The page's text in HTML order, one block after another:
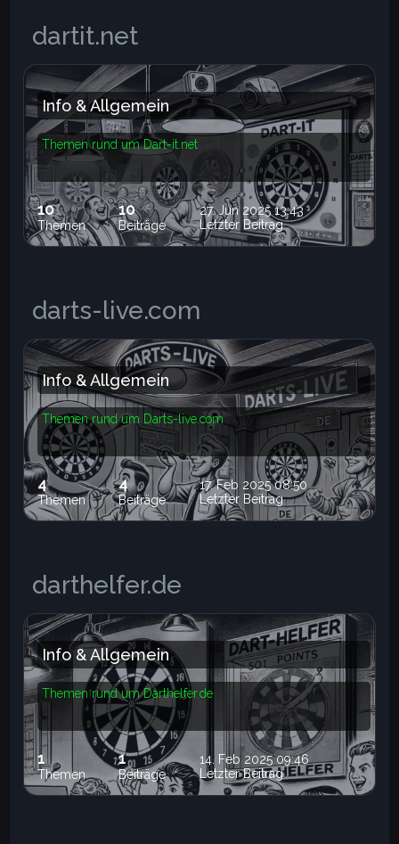
dartit.net
Info & Allgemein
Themen rund um Dart-it.net
10
Themen
10
Beiträge
27. Jun 2025 13:43
Letzter Beitrag
darts-live.com
Info & Allgemein
Themen rund um Darts-live.com
4
Themen
4
Beiträge
17. Feb 2025 08:50
Letzter Beitrag
darthelfer.de
Info & Allgemein
Themen rund um Darthelfer.de
1
Themen
1
Beiträge
14. Feb 2025 09:46
Letzter Beitrag